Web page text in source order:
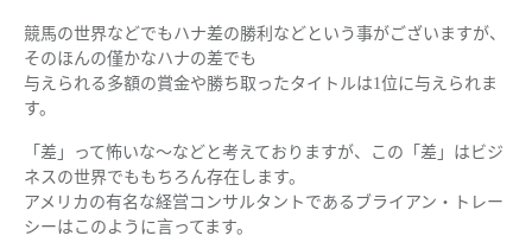
競馬の世界などでもハナ差の勝利などという事がございますが、
そのほんの僅かなハナの差でも
与えられる多額の賞金や勝ち取ったタイトルは1位に与えられま
す。
「差」って怖いな～などと考えておりますが、この「差」はビジ
ネスの世界でももちろん存在します。
アメリカの有名な経営コンサルタントであるブライアン・トレー
シーはこのように言ってます。